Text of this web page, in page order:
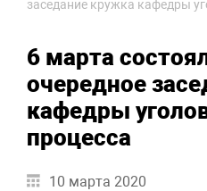
заседание кружка кафедры
6 марта
очередное
кафедры
процесса
10 марта 2020